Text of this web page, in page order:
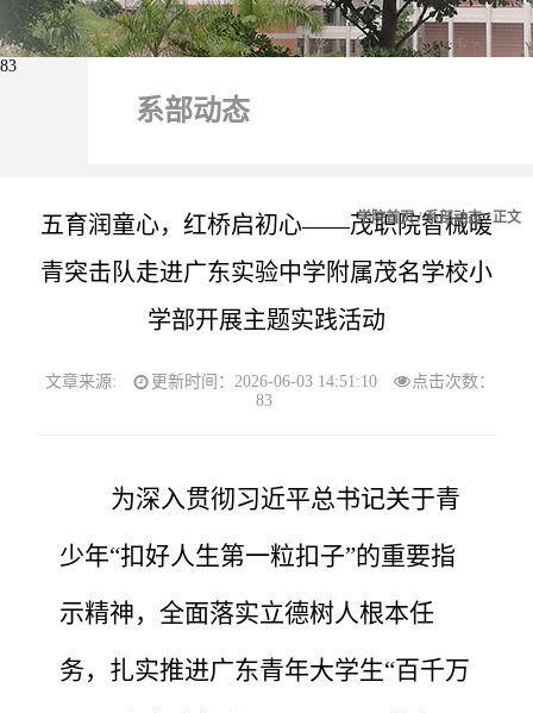
系部动态
学院首页/系部动态/ 正文
83
五育润童心，红桥启初心——茂职院智械暖
青突击队走进广东实验中学附属茂名学校小
学部开展主题实践活动
文章来源: 更新时间：2026-06-03 14:51:10
点击次数：
83
为深入贯彻习近平总书记关于青
少年“扣好人生第一粒扣子”的重要指
示精神，全面落实立德树人根本任
务，扎实推进广东青年大学生“百千万